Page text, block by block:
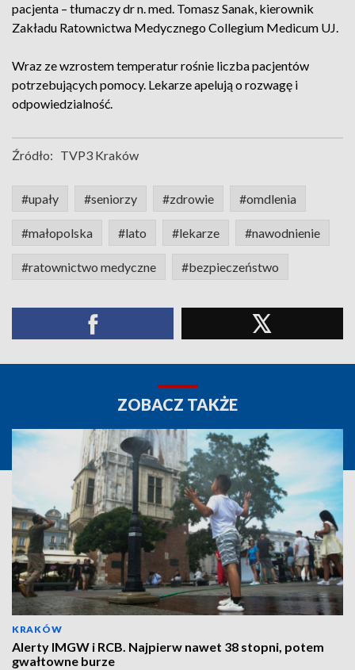
pacjenta – tłumaczy dr n. med. Tomasz Sanak, kierownik
Zakładu Ratownictwa Medycznego Collegium Medicum UJ.
Wraz ze wzrostem temperatur rośnie liczba pacjentów
potrzebujących pomocy. Lekarze apelują o rozwagę i
odpowiedzialność.
Źródło: TVP3 Kraków
#upały #seniorzy #zdrowie #omdlenia
#małopolska #lato #lekarze #nawodnienie
#ratownictwo medyczne #bezpieczeństwo
ZOBACZ TAKŻE
KRAKÓW
Alerty IMGW i RCB. Najpierw nawet 38 stopni, potem
gwałtowne burze